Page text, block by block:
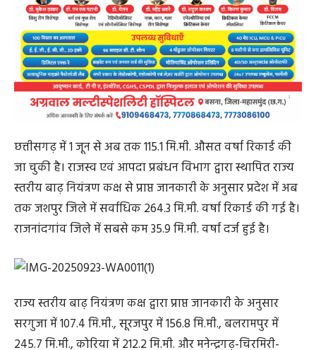
छत्तीसगढ़ में 1 जून से अब तक 115.1 मि.मी. औसत वर्षा रिकार्ड की
जा चुकी है। राजस्व एवं आपदा प्रबंधन विभाग द्वारा स्थापित राज्य
स्तरीय बाढ़ नियंत्रण कक्ष से प्राप्त जानकारी के अनुसार प्रदेश में अब
तक जशपुर जिले में सर्वाधिक 264.3 मि.मी. वर्षा रिकार्ड की गई है।
राजनांदगांव जिले में सबसे कम 35.9 मि.मी. वर्षा दर्ज हुई है।
राज्य स्तरीय बाढ़ नियंत्रण कक्ष द्वारा प्राप्त जानकारी के अनुसार
सरगुजा में 107.4 मि.मी., सूरजपुर में 156.8 मि.मी., बलरामपुर में
245.7 मि.मी., कोरिया में 212.2 मि.मी. और मनेन्द्रगढ़-चिरमिरी-